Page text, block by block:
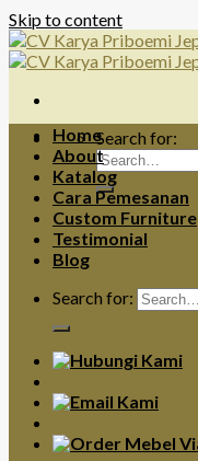
Skip to content
Search for:
Home
About
Katalog
Cara Pemesanan
Custom Furniture
Testimonial
Blog
Search for: